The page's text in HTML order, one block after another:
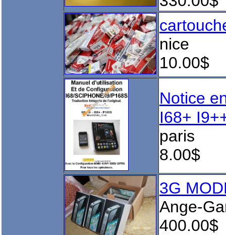
nice
10.00$
Notice
I68+
paris
8.00$
3G
Ange-
400.00$